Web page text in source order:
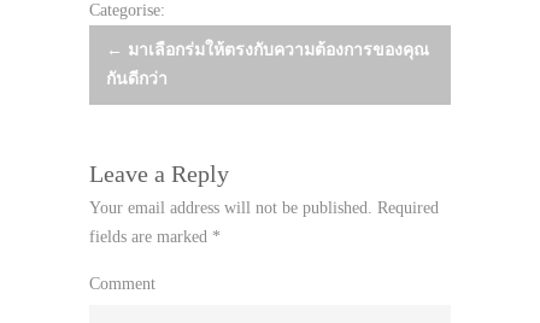
Categorise:
Post
navigation
← มาเลือกร่มให้ตรงกับความต้องการของคุณ
กันดีกว่า
Leave a Reply
Your email address will not be published. Required
fields are marked *
Comment